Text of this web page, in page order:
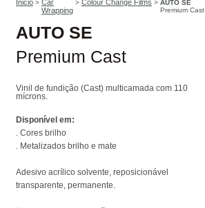
Inicio > Car
Wrapping
> Colour Change Films > AUTO SE
Premium Cast
AUTO SE
Premium Cast
Vinil de fundição (Cast) multicamada com 110
mícrons.
Disponível em:
. Cores brilho
. Metalizados brilho e mate
Adesivo acrílico solvente, reposicionável
transparente, permanente.